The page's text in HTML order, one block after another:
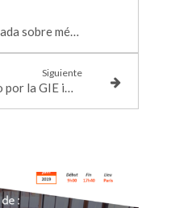
GUFPI ISMA - Jornada sobre métricas de software - Roma - 17 de mayo de 2019
Siguiente
¡SDM ha sido seleccionado por la GIE iMSA!